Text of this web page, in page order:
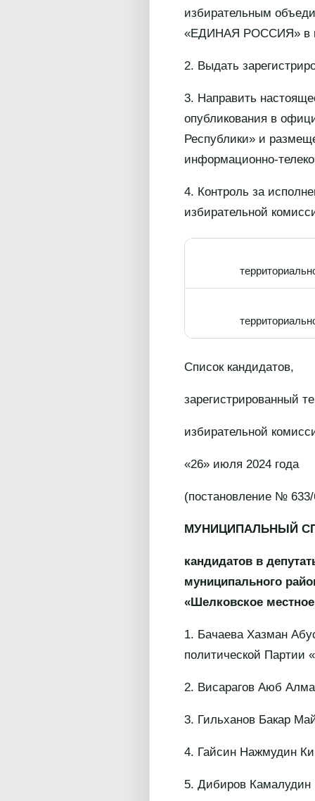
избирательным
«ЕДИНАЯ РОССИЯ» в
2. Выдать
3. Направить
опубликования в
Республики» и
информационно-
4. Контроль за
избирательной
Список кандидатов,
зарегистрированный
избирательной
«26» июля 2024 года
(постановление №
МУНИЦИПАЛЬНЫЙ
кандидатов в
муниципального
«Шелковское
1. Бачаева Хазман
политической
2. Висарагов Аюб
3. Гильханов Бакар
4. Гайсин Нажмудин
5. Дибиров Камалудин